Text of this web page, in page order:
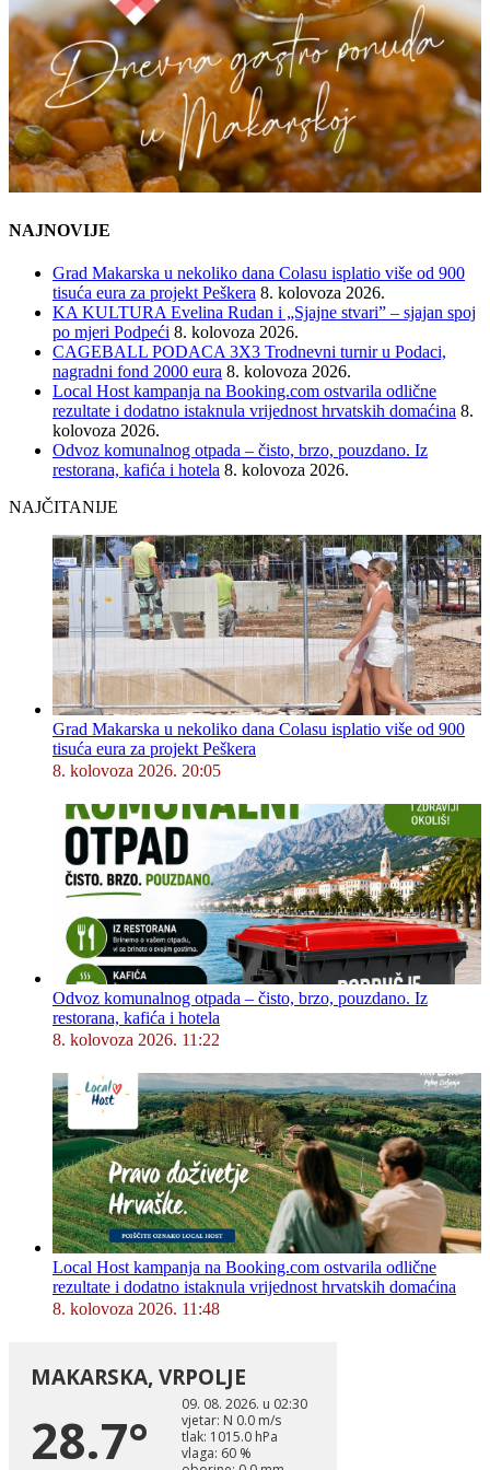
NAJNOVIJE
Grad Makarska u nekoliko dana Colasu isplatio više od 900
tisuća eura za projekt Peškera 8. kolovoza 2026.
KA KULTURA Evelina Rudan i „Sjajne stvari” – sjajan spoj
po mjeri Podpeći 8. kolovoza 2026.
CAGEBALL PODACA 3X3 Trodnevni turnir u Podaci,
nagradni fond 2000 eura 8. kolovoza 2026.
Local Host kampanja na Booking.com ostvarila odlične
rezultate i dodatno istaknula vrijednost hrvatskih domaćina 8.
kolovoza 2026.
Odvoz komunalnog otpada – čisto, brzo, pouzdano. Iz
restorana, kafića i hotela 8. kolovoza 2026.
NAJČITANIJE
Grad Makarska u nekoliko dana Colasu isplatio više od 900
tisuća eura za projekt Peškera
8. kolovoza 2026. 20:05
Odvoz komunalnog otpada – čisto, brzo, pouzdano. Iz
restorana, kafića i hotela
8. kolovoza 2026. 11:22
Local Host kampanja na Booking.com ostvarila odlične
rezultate i dodatno istaknula vrijednost hrvatskih domaćina
8. kolovoza 2026. 11:48